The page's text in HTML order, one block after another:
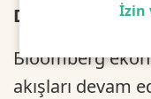
İzin
DOLAR
Bloomberg
akışları devam